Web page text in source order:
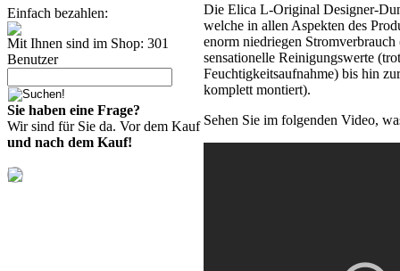
Einfach bezahlen:
Mit Ihnen sind im Shop: 301
Benutzer
Sie haben eine Frage?
Wir sind für Sie da. Vor dem Kauf
und nach dem Kauf!
Die Elica L-Original Designer-
welche in allen Aspekten des
enorm niedriegen
sensationelle Reinigungswerte
Feuchtigkeitsaufnahme) bis hin
komplett montiert).
Sehen Sie im folgenden Video,